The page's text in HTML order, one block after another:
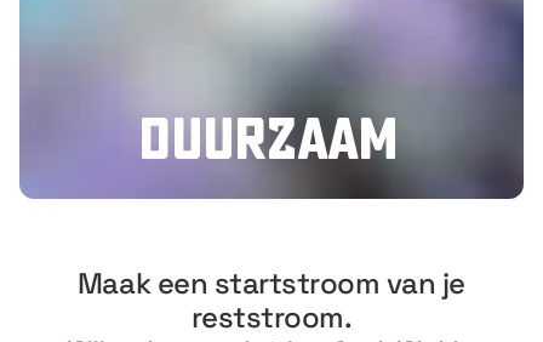
Duurzaam
Maak een startstroom van je
reststroom.